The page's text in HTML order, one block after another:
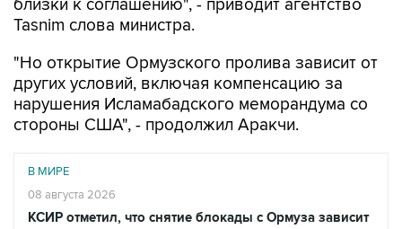
"Но открытие Ормузского пролива зависит от
нарушения Исламабадского меморандума со
стороны США", - продолжил Аракчи.
В МИРЕ
КСИР отметил, что снятие блокады с Ормуза зависит
от согласия США на условия Ирана
Читать подробнее